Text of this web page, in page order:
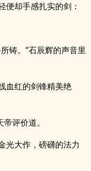
便却手感扎实的剑：
铸。”石辰辉的声音里
血红的剑锋精美绝
评价道。
光大作，磅礴的法力